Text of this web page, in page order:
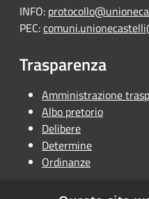
INFO:
PEC:
Trasparenza
Amministrazione
Albo pretorio
Delibere
Determine
Ordinanze